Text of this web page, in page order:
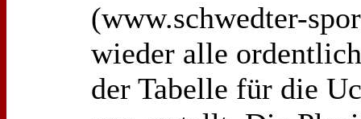
(www.schwedter-
wieder alle
der Tabelle für die